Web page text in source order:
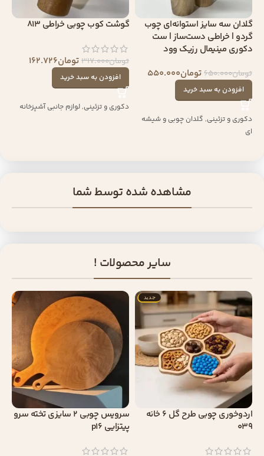
گلدان سه‌ سایز استوانه‌ای چوب
گردو | خراطی دست‌ساز | ست
دکوری مینیمال رزیک وود
تومان650.000تومان550.000
افزودن به سبد خرید
دکوری و تزئینی, گلدان چوبی و شیشه
ای
گوشت کوب چوبی خراطی 813
تومان317.000تومان162.726
افزودن به سبد خرید
دکوری و تزئینی,لوازم جانبی آشپزخانه
مشاهده شده توسط شما
سایر محصولات !
جدید
اردوخوری چوبی طرح گل 6 خانه
039
سرویس چوبی 2 سایزی تخته سرو
پیتزایی p16